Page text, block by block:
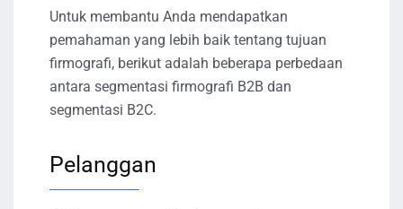
Untuk membantu Anda mendapatkan
pemahaman yang lebih baik tentang tujuan
firmografi, berikut adalah beberapa perbedaan
antara segmentasi firmografi B2B dan
segmentasi B2C.
Pelanggan